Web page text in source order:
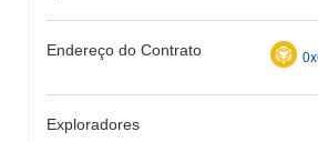
Endereço do Contrato
Exploradores